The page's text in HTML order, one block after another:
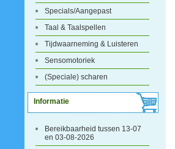
Specials/Aangepast
Taal & Taalspellen
Tijdwaarneming & Luisteren
Sensomotoriek
(Speciale) scharen
Informatie
Bereikbaarheid tussen 13-07
en 03-08-2026